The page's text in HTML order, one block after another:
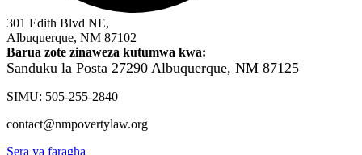
301 Edith Blvd NE,
Albuquerque, NM 87102
Barua zote zinaweza kutumwa kwa:
Sanduku la Posta 27290 Albuquerque, NM 87125
SIMU: 505-255-2840
contact@nmpovertylaw.org
Sera ya faragha